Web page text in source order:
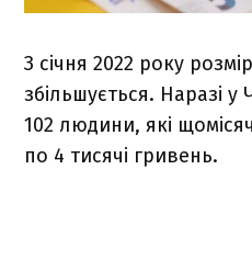
З січня 2022 року
збільшується. Наразі
102 людини, які
по 4 тисячі гривень.